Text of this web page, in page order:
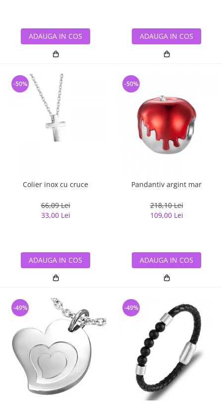
ADAUGA IN COS ADAUGA IN COS
Colier inox cu cruce
66,09 Lei
33,00 Lei
-50%
ADAUGA IN COS
Pandantiv argint mar
218,10 Lei
109,00 Lei
-50%
ADAUGA IN COS
-49% -49%